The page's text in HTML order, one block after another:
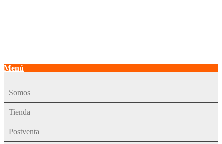
Menú
Somos
Tienda
Postventa